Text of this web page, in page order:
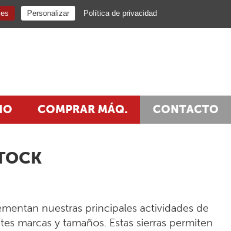
NEWSLETTER
COMPRAR MÁQ. CONTACTO
nuestras principales actividades de
marcas y tamaños. Estas sierras permiten
Personalizar Política de privacidad